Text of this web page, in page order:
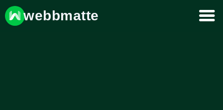
webbmatte